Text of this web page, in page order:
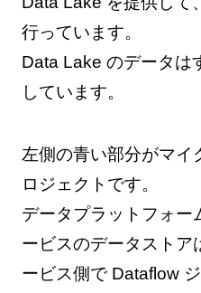
行っています。
Data Lake のデータは
しています。
左側の青い部分がマイ
ロジェクトです。
データプラットフォー
ービスのデータストア
ービス側で Dataflow